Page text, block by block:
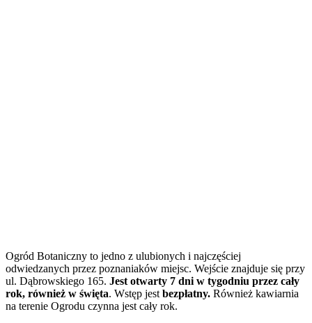
Ogród Botaniczny to jedno z ulubionych i najczęściej
odwiedzanych przez poznaniaków miejsc. Wejście znajduje się przy
ul. Dąbrowskiego 165. Jest otwarty 7 dni w tygodniu przez cały
rok, również w święta. Wstęp jest bezpłatny. Również kawiarnia
na terenie Ogrodu czynna jest cały rok.